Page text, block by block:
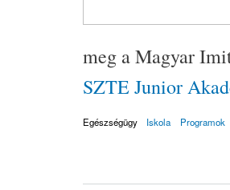
meg a Magyar
SZTE Junior
Egészségügy Iskola Programok